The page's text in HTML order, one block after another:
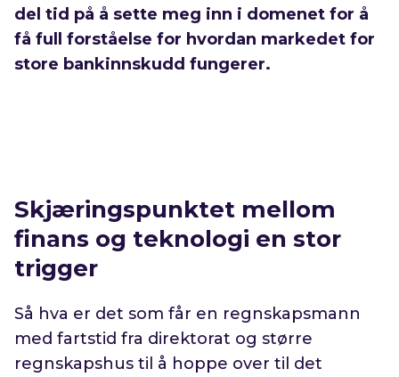
del tid på å sette meg inn i domenet for å
få full forståelse for hvordan markedet for
store bankinnskudd fungerer.
Skjæringspunktet mellom
finans og teknologi en stor
trigger
Så hva er det som får en regnskapsmann
med fartstid fra direktorat og større
regnskapshus til å hoppe over til det